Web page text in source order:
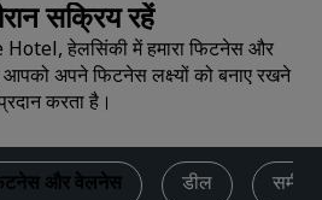
सक्रिय रहें
हेलसिंकी में हमारा फिटनेस और
अपने फिटनेस लक्ष्यों को बनाए रखने
करता है।
और वेलनेस डील